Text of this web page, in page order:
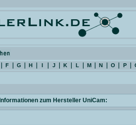
F G H I J K L M N O P
Informationen zum Hersteller UniCam: